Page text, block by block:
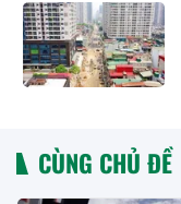
CÙNG CHỦ ĐỀ